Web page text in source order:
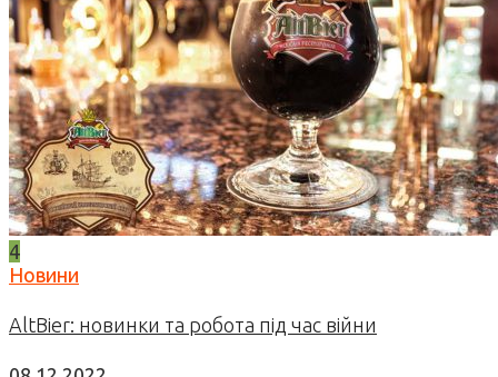
4
Новини
AltBier: новинки та робота під час війни